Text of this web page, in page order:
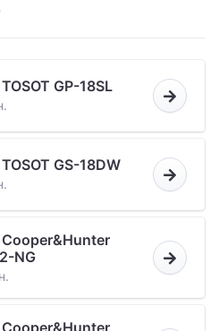
GP-18SL
GS-18DW
Cooper&Hunter
NG
Cooper&Hunter